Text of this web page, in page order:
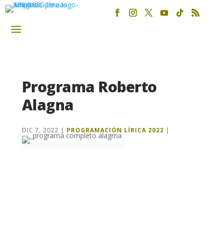
Programa Roberto
Alagna
DIC 7, 2022 | PROGRAMACIÓN LÍRICA 2022 |